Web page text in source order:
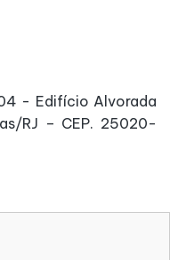
- Edifício Alvorada
RJ – CEP. 25020-